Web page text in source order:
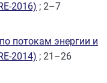
2016) ; 2–7
потокам энергии и
2014) ; 21–26